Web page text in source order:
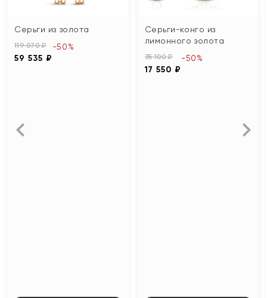
Серьги из золота
119 070 ₽
59 535 ₽
-50%
Серьги-конго из
лимонного золота
35 100 ₽
17 550 ₽
-50%